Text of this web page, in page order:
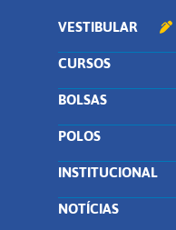
VESTIBULAR
CURSOS
BOLSAS
POLOS
INSTITUCIONAL
NOTÍCIAS